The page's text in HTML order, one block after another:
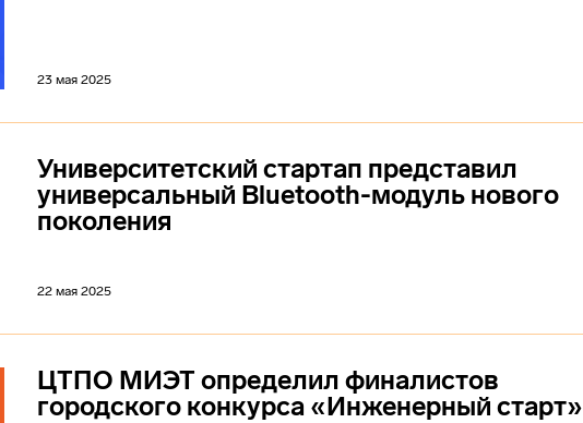
23 мая 2025
Университетский стартап представил
универсальный Bluetooth-модуль нового
поколения
22 мая 2025
ЦТПО МИЭТ определил финалистов
городского конкурса «Инженерный старт»